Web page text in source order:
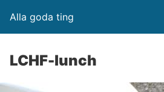
Alla goda ting
LCHF-lunch